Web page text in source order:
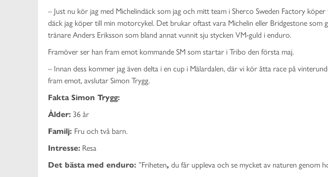
– Just nu kör jag med Michelindäck som jag och mitt team i Sherco Sweden Factory
däck jag köper till min motorcykel. Det brukar oftast vara Michelin eller Bridgestone som
tränare Anders Eriksson som bland annat vunnit sju stycken VM-guld i enduro.
Framöver ser han fram emot kommande SM som startar i Tribo den första maj.
– Innan dess kommer jag även delta i en cup i Mälardalen, där vi kör åtta race på
fram emot, avslutar Simon Trygg.
Fakta Simon Trygg:
Ålder: 36 år
Familj: Fru och två barn.
Intresse: Resa
Det bästa med enduro: ”Friheten, du får uppleva och se mycket av naturen genom